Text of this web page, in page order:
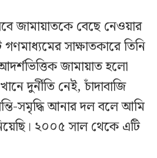
জামায়াতকে বেছে নেওয়ার
সাক্ষাতকারে তিনি
জামায়াত হলো
দুর্নীতি নেই, চাঁদাবাজি
সমৃদ্ধি আনার দল বলে আমি
২০০৫ সাল থেকে এটি